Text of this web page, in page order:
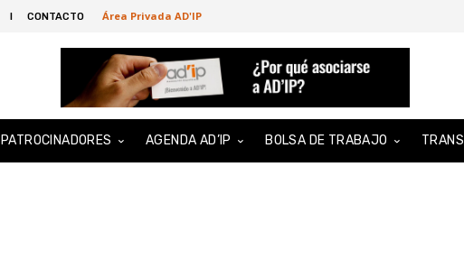
I CONTACTO Área Privada AD'IP
PATROCINADORES AGENDA AD’IP BOLSA DE TRABAJO